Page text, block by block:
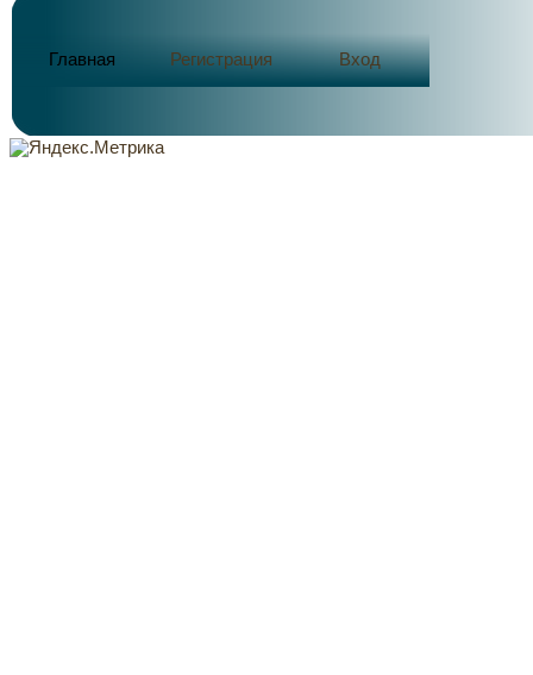
Главная Регистрация Вход